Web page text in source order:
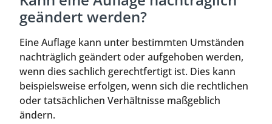
geändert werden?
Eine Auflage kann unter bestimmten Umständen
nachträglich geändert oder aufgehoben werden,
wenn dies sachlich gerechtfertigt ist. Dies kann
beispielsweise erfolgen, wenn sich die rechtlichen
oder tatsächlichen Verhältnisse maßgeblich
ändern.